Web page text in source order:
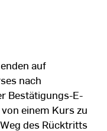
auf
nach
Bestätigungs-E-
einem Kurs zu
des Rücktritts